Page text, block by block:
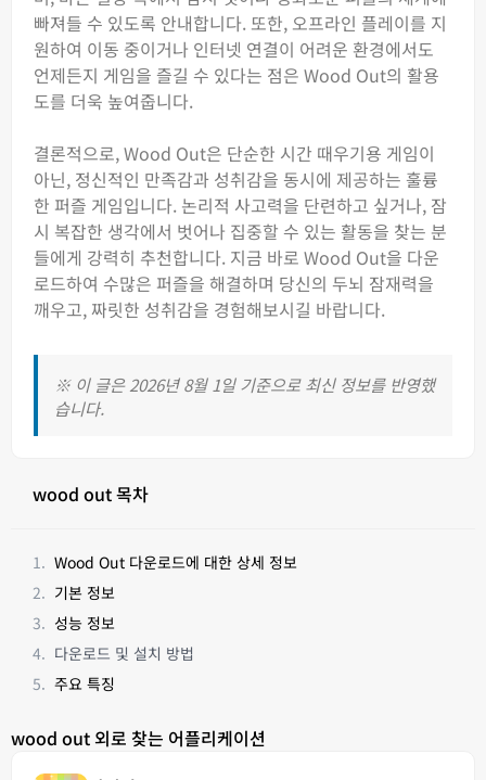
빠져들 수 있도록 안내합니다. 또한, 오프라인 플레이를 지
원하여 이동 중이거나 인터넷 연결이 어려운 환경에서도
언제든지 게임을 즐길 수 있다는 점은 Wood Out의 활용
도를 더욱 높여줍니다.
결론적으로, Wood Out은 단순한 시간 때우기용 게임이
아닌, 정신적인 만족감과 성취감을 동시에 제공하는 훌륭
한 퍼즐 게임입니다. 논리적 사고력을 단련하고 싶거나, 잠
시 복잡한 생각에서 벗어나 집중할 수 있는 활동을 찾는 분
들에게 강력히 추천합니다. 지금 바로 Wood Out을 다운
로드하여 수많은 퍼즐을 해결하며 당신의 두뇌 잠재력을
깨우고, 짜릿한 성취감을 경험해보시길 바랍니다.
※ 이 글은 2026년 8월 1일 기준으로 최신 정보를 반영했
습니다.
wood out 목차
Wood Out 다운로드에 대한 상세 정보
기본 정보
성능 정보
다운로드 및 설치 방법
주요 특징
wood out 외로 찾는 어플리케이션